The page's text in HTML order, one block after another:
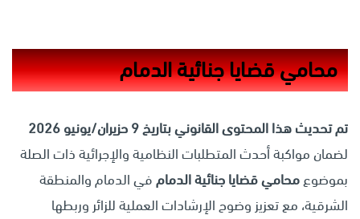
محامي قضايا جنائية الدمام
تم تحديث هذا المحتوى القانوني بتاريخ 9 حزيران/يونيو 2026
لضمان مواكبة أحدث المتطلبات النظامية والإجرائية ذات الصلة
بموضوعمحامي قضايا جنائية الدمامفي الدمام والمنطقة
الشرقية، مع تعزيز وضوح الإرشادات العملية للزائر وربطها